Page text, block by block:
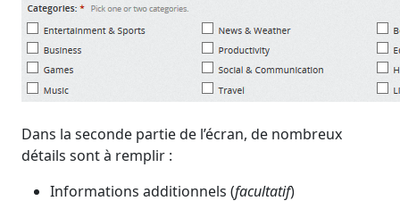
Dans la seconde partie de l’écran, de nombreux
détails sont à remplir :
Informations additionnels (facultatif)